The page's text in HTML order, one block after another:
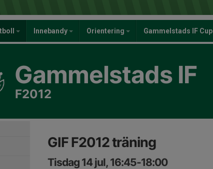
Innebandy Orientering Gammelstads IF Cup
Gammelstads IF
F2012
GIF F2012 träning
Tisdag 14 jul, 16:45-18:00